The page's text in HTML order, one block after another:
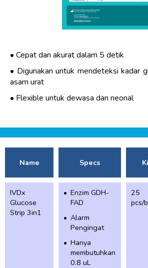
Cepat dan akurat dalam 5 detik
Digunakan untuk mendeteksi kadar
asam urat
Flexible untuk dewasa dan neonal
Name Specs
IVDx
Glucose
Strip 3in1
Enzim GDH-
FAD
Alarm
Pengingat
Hanya
membutuhkan
0.8 uL
25
pcs/